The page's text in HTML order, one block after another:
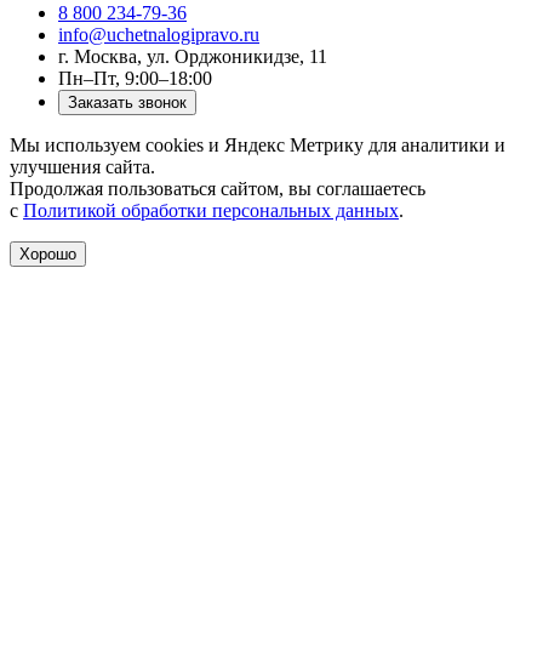
8 800 234-79-36
info@uchetnalogipravo.ru
г. Москва, ул. Орджоникидзе, 11
Пн–Пт, 9:00–18:00
Заказать звонок
Мы используем cookies и Яндекс Метрику для аналитики и
улучшения сайта.
Продолжая пользоваться сайтом, вы соглашаетесь
с Политикой обработки персональных данных.
Хорошо